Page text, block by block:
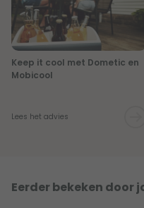
Keep it cool met Dometic en
Mobicool
Lees het advies
Eerder bekeken door